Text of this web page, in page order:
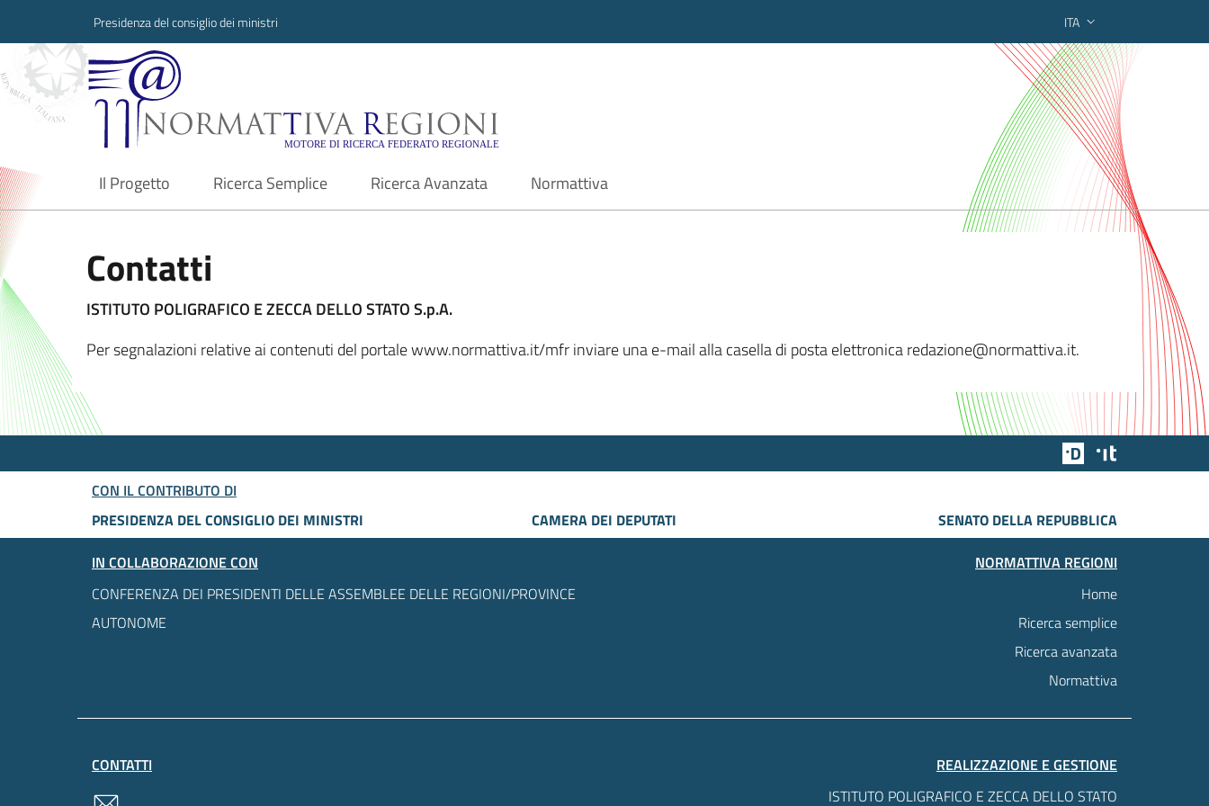
Presidenza del consiglio dei ministri ITA
Normattiva Regioni - Motore di ricerca federato regionale
Il Progetto
current Ricerca Semplice Ricerca Avanzata Normattiva
Contatti
ISTITUTO POLIGRAFICO E ZECCA DELLO STATO S.p.A.
Per segnalazioni relative ai contenuti del portale www.normattiva.it/mfr inviare una e-mail alla casella di posta elettronica redazione@normattiva.it.
Team Digitale
CON IL CONTRIBUTO DI
PRESIDENZA DEL CONSIGLIO DEI MINISTRI
CAMERA DEI DEPUTATI
SENATO DELLA REPUBBLICA
IN COLLABORAZIONE CON
CONFERENZA DEI PRESIDENTI DELLE ASSEMBLEE DELLE REGIONI/PROVINCE
AUTONOME
NORMATTIVA REGIONI
Home
Ricerca semplice
Ricerca avanzata
Normattiva
CONTATTI
REALIZZAZIONE E GESTIONE
ISTITUTO POLIGRAFICO E ZECCA DELLO STATO